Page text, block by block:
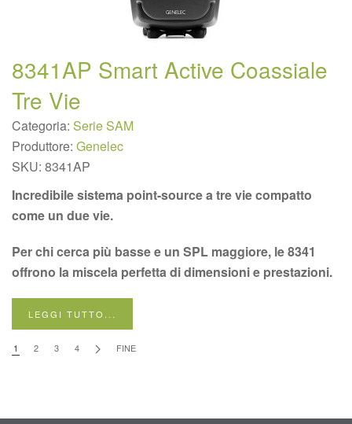
8341AP Smart Active Coassiale
Tre Vie
Categoria: Serie SAM
Produttore: Genelec
SKU: 8341AP
Incredibile sistema point-source a tre vie compatto
come un due vie.
Per chi cerca più basse e un SPL maggiore, le 8341
offrono la miscela perfetta di dimensioni e prestazioni.
LEGGI TUTTO...
1 2 3 4 FINE